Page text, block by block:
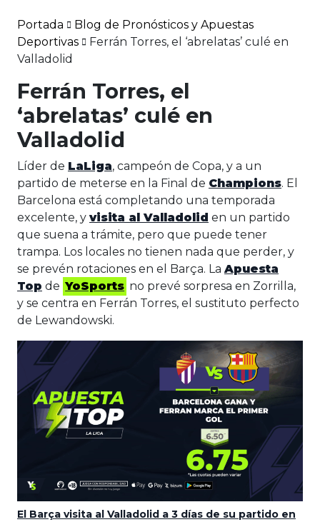
Portada
Blog de Pronósticos y Apuestas
Deportivas
Ferrán Torres, el ‘abrelatas’ culé en
Valladolid
Ferrán Torres, el
‘abrelatas’ culé en
Valladolid
Líder de LaLiga, campeón de Copa, y a un
partido de meterse en la Final de Champions. El
Barcelona está completando una temporada
excelente, y visita al Valladolid en un partido
que suena a trámite, pero que puede tener
trampa. Los locales no tienen nada que perder, y
se prevén rotaciones en el Barça. LaApuesta
Top de YoSports no prevé sorpresa en Zorrilla,
y se centra en Ferrán Torres, el sustituto perfecto
de Lewandowski.
El Barça visita al Valladolid a 3 días de su partido en